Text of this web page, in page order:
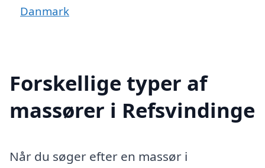
Danmark
Forskellige typer af
massører i Refsvindinge
Når du søger efter en massør i